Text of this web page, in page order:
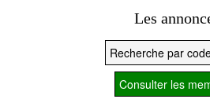
Les
Recherche par
Consulter les